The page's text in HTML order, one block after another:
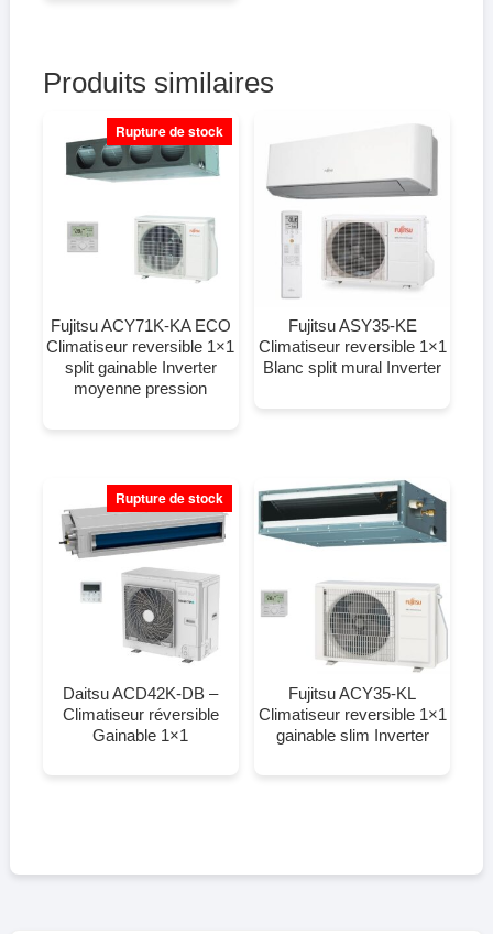
Produits similaires
Rupture de stock
Fujitsu ACY71K-KA ECO
Climatiseur reversible 1×1
split gainable Inverter
moyenne pression
Fujitsu ASY35-KE
Climatiseur reversible 1×1
Blanc split mural Inverter
Rupture de stock
Daitsu ACD42K-DB –
Climatiseur réversible
Gainable 1×1
Fujitsu ACY35-KL
Climatiseur reversible 1×1
gainable slim Inverter